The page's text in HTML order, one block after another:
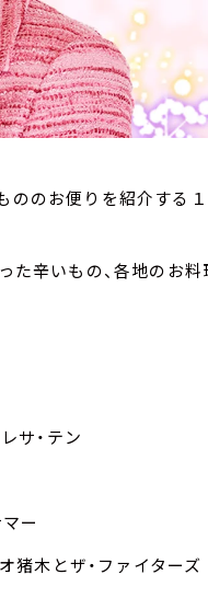
のお便りを紹介する１
た辛いもの、各地のお
サ・テン
ー
猪木とザ・ファイターズ